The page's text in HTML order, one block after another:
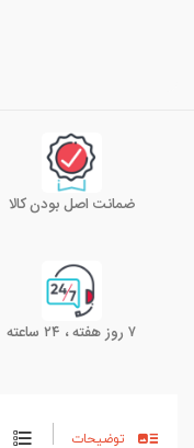
ضمانت اصل بودن کالا
۷ روز هفته ، ۲۴ ساعته
توضیحات